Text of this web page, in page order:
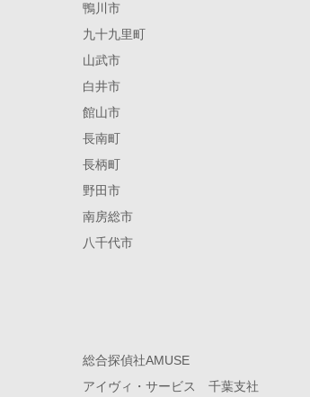
鴨川市
九十九里町
山武市
白井市
館山市
長南町
長柄町
野田市
南房総市
八千代市
総合探偵社AMUSE
アイヴィ・サービス 千葉支社